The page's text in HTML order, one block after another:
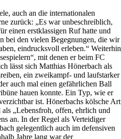
auch an die internationalen
zurück: „Es war unbeschreiblich,
einen erstklassigen Ruf hatte und
bei den vielen Begegnungen, die wir
eindrucksvoll erleben.“ Weiterhin
mit denen er beim FC
lässt sich Matthias Hönerbach als
ein zweikampf- und laufstarker
auch mal einen gefährlichen Ball
hauen konnte. Ein Typ, wie er
ist. Hönerbachs kölsche Art
„Lebensfroh, offen, ehrlich und
an. In der Regel als Verteidiger
gelegentlich auch im defensiven
Jahre lang war der